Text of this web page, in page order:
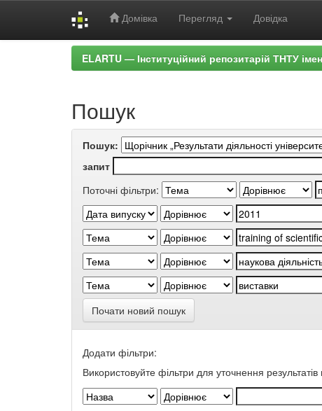
Домівка Перегляд Довідка
ELARTU — Інституційний репозитарій ТНТУ
Пошук
Пошук:
запит
Поточні фільтри:
Почати новий пошук
Додати фільтри:
Використовуйте фільтри для уточнення